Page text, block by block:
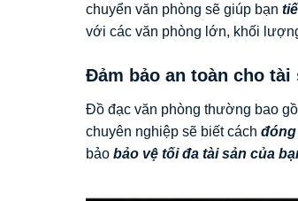
chuyển văn phòng sẽ giúp bạn
với các văn phòng lớn, khối
Đảm bảo an toàn cho tài
Đồ đạc văn phòng thường bao
chuyên nghiệp sẽ biết cách đóng
bảo bảo vệ tối đa tài sản của